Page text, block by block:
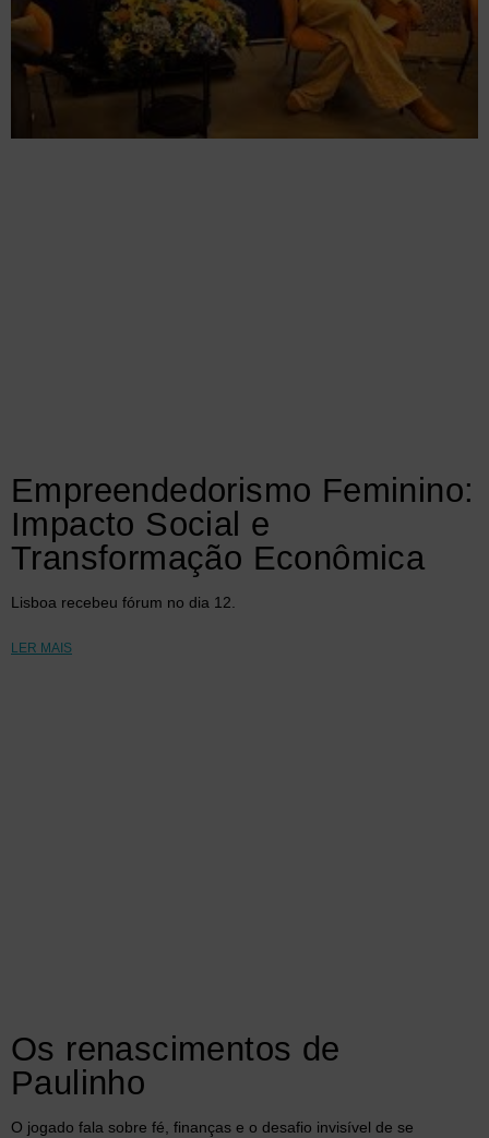
Empreendedorismo Feminino:
Impacto Social e
Transformação Econômica
Lisboa recebeu fórum no dia 12.
LER MAIS
Os renascimentos de
Paulinho
O jogado fala sobre fé, finanças e o desafio invisível de se